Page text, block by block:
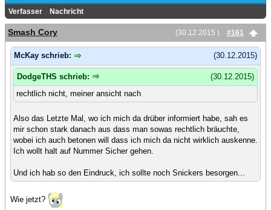
Verfasser Nachricht
(30.12.2015 ) #161
Smash Cory
(30.12.2015)
McKay schrieb:
(30.12.2015)
DodgeTHS schrieb:
rechtlich nicht, meiner ansicht nach
Also das Letzte Mal, wo ich mich da drüber informiert habe, sah es
mir schon stark danach aus dass man sowas rechtlich bräuchte,
wobei ich auch betonen will dass ich mich da nicht wirklich auskenne.
Ich wollt halt auf Nummer Sicher gehen.
Und ich hab so den Eindruck, ich sollte noch Snickers besorgen...
Wie jetzt?